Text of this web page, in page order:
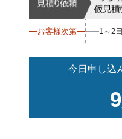
お客様次第 1～2
今日申し込